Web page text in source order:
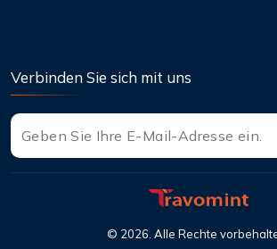
Verbinden Sie sich mit uns
© 2026 . Alle Rechte